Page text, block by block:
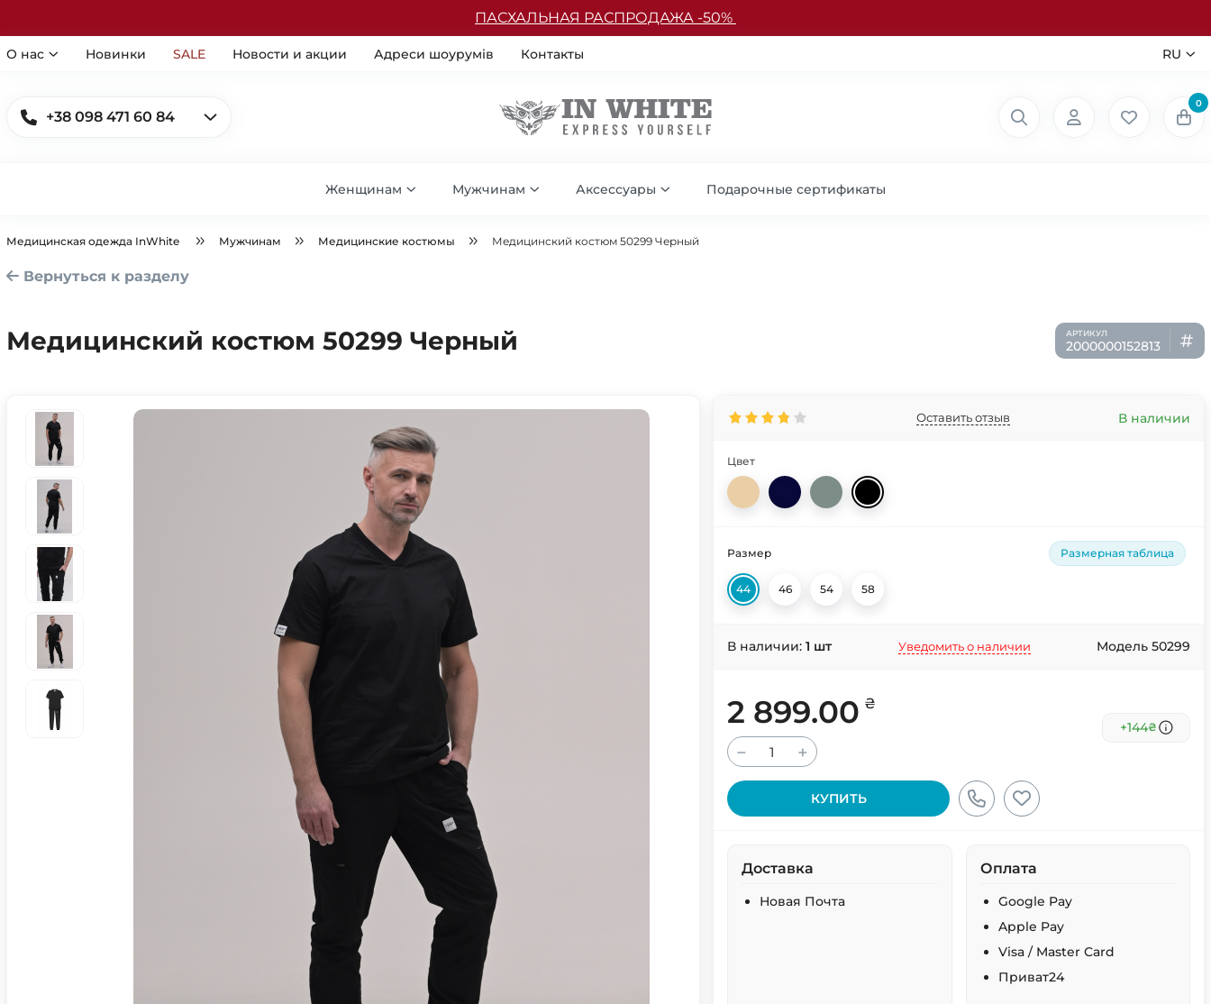
ПАСХАЛЬНАЯ РАСПРОДАЖА -50%
О нас Новинки SALE Новости и акции Адреси шоурумів Контакты RU
+38 098 471 60 84
0
Женщинам Мужчинам Аксессуары Подарочные сертификаты
Медицинская одежда InWhite Мужчинам Медицинские костюмы Медицинский костюм 50299 Черный
Вернуться к разделу
Медицинский костюм 50299 Черный 2000000152813
Оставить отзыв В наличии
Цвет
Размер Размерная таблица
44 46 54 58
В наличии: 1 шт Уведомить о наличии Модель 50299
2 899.00 ₴
− +
+144₴
КУПИТЬ
Доставка
Новая Почта
Оплата
Google Pay
Apple Pay
Visa / Master Card
Приват24